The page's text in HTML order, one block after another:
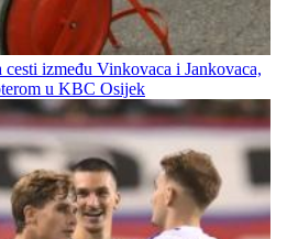
cesti između Vinkovaca i Jankovaca,
u KBC Osijek